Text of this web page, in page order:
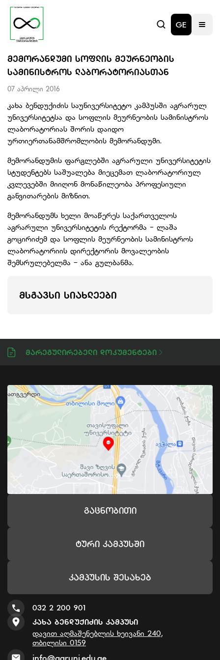
GE
ᲛᲔᲛᲝᲠᲐᲜᲓᲣᲛᲘ ᲡᲝᲤᲚᲘᲡ ᲛᲔᲣᲠᲜᲔᲝᲑᲘᲡ
ᲡᲐᲛᲘᲜᲘᲡᲢᲠᲝᲡ ᲚᲐᲑᲝᲠᲐᲢᲝᲠᲘᲐᲡᲗᲐᲜ
07 აპრილი 2016
კახა ბენდუქიძის საუნივერსიტეტო კამპუსში აგრარულ
უნივერსიტეტსა და სოფლის მეურნეობის სამინისტროს
ლაბორატორიას შორის დაიდო
ურთიერთანამშრომლობის მემორანდუმი.
მემორანდუმის ფარგლებში აგრარული უნივერსიტეტის
სტუდენტებს საშუალება მიეცემათ ლაბორატორიულ
კვლევებში მიიღონ მონაწილეობა პროფესიული
განვითარების მიზნით.
მემორანდუმს ხელი მოაწერეს საქართველოს
აგრარული უნივერსიტეტის რექტორმა - ლაშა
გოცირიძემ და სოფლის მეურნეობის სამინისტროს
ლაბორატორიის დირექტორის მოვალეობის
შემსრულებელმა - ანა გულბანმა.
ᲛᲡᲒᲐᲕᲡᲘ ᲡᲘᲐᲮᲚᲔᲔᲑᲘ
Მარეგულირებელი Დოკუმენტები
Გაცნობითი
Ტური Კამპუსში
Კამპუსის Შესახებ
032 2 200 901
Კახა Ბენდუქიძის Კამპუსი
დავით აღმაშენებლის ხეივანი 240,
თბილისი 0159
info@agruni.edu.ge